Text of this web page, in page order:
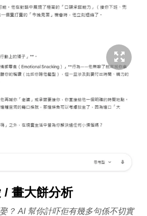
/ 畫大餅分析
？ AI 幫你計吓佢有幾多句係不切實